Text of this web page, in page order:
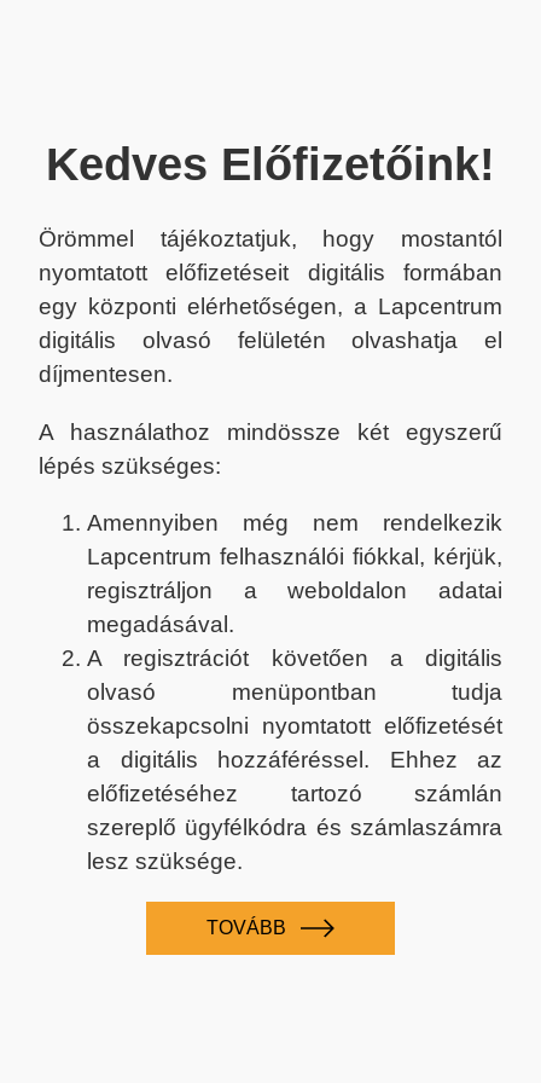
Kedves Előfizetőink!
Örömmel tájékoztatjuk, hogy mostantól
nyomtatott előfizetéseit digitális formában
egy központi elérhetőségen, a Lapcentrum
digitális olvasó felületén olvashatja el
díjmentesen.
A használathoz mindössze két egyszerű
lépés szükséges:
Amennyiben még nem rendelkezik
Lapcentrum felhasználói fiókkal, kérjük,
regisztráljon a weboldalon adatai
megadásával.
A regisztrációt követően a digitális
olvasó menüpontban tudja
összekapcsolni nyomtatott előfizetését
a digitális hozzáféréssel. Ehhez az
előfizetéséhez tartozó számlán
szereplő ügyfélkódra és számlaszámra
lesz szüksége.
TOVÁBB